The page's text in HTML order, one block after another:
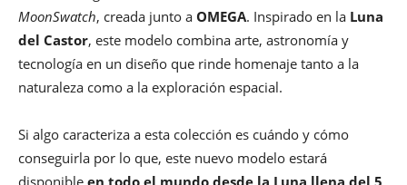
MoonSwatch, creada junto a OMEGA. Inspirado en la Luna
del Castor, este modelo combina arte, astronomía y
tecnología en un diseño que rinde homenaje tanto a la
naturaleza como a la exploración espacial.
Si algo caracteriza a esta colección es cuándo y cómo
conseguirla por lo que, este nuevo modelo estará
disponible en todo el mundo desde la Luna llena del 5